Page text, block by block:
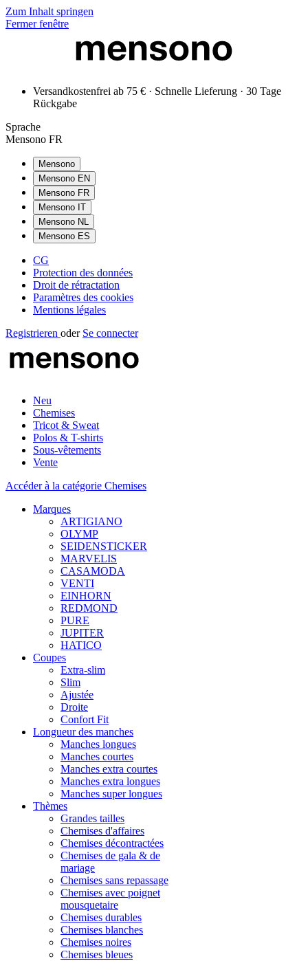
Zum Inhalt springen
Fermer fenêtre
Versandkostenfrei ab 75 € · Schnelle Lieferung · 30 Tage
Rückgabe
Sprache
Mensono FR
Mensono
Mensono EN
Mensono FR
Mensono IT
Mensono NL
Mensono ES
CG
Protection des données
Droit de rétractation
Paramètres des cookies
Mentions légales
Registrieren oder Se connecter
Neu
Chemises
Tricot & Sweat
Polos & T-shirts
Sous-vêtements
Vente
Accéder à la catégorie Chemises
Marques
ARTIGIANO
OLYMP
SEIDENSTICKER
MARVELIS
CASAMODA
VENTI
EINHORN
REDMOND
PURE
JUPITER
HATICO
Coupes
Extra-slim
Slim
Ajustée
Droite
Confort Fit
Longueur des manches
Manches longues
Manches courtes
Manches extra courtes
Manches extra longues
Manches super longues
Thèmes
Grandes tailles
Chemises d'affaires
Chemises décontractées
Chemises de gala & de
mariage
Chemises sans repassage
Chemises avec poignet
mousquetaire
Chemises durables
Chemises blanches
Chemises noires
Chemises bleues